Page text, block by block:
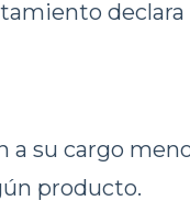
a su cargo
producto.